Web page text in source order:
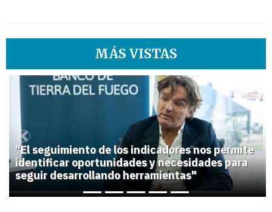
MÁS VISTAS
1
"El seguimiento de los indicadores nos permite
identificar oportunidades y necesidades para
seguir desarrollando herramientas"
Previous Next